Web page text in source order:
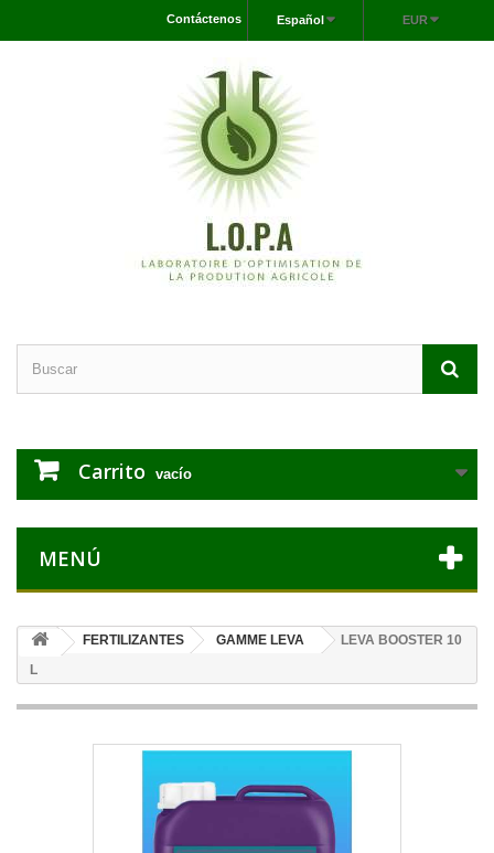
EUR
Español
Contáctenos
Carrito vacío
MENÚ
FERTILIZANTES GAMME LEVA
LEVA BOOSTER 10
L